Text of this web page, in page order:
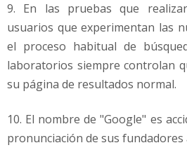
9. En las pruebas que
usuarios que experimentan las
el proceso habitual de
laboratorios siempre controlan
su página de resultados normal.
10. El nombre de "Google" es
pronunciación de sus fundadores